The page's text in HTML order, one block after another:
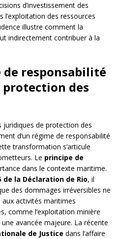
d’investissement des
l’exploitation des ressources
illustre comment la
indirectement contribuer à la
de responsabilité
des
juridiques de protection des
d’un régime de responsabilité
transformation s’articule
Le principe de
dans le contexte maritime.
de la Déclaration de Rio, il
des dommages irréversibles ne
activités maritimes
comme l’exploitation minière
avancée majeure. La récente
de Justice dans l’affaire